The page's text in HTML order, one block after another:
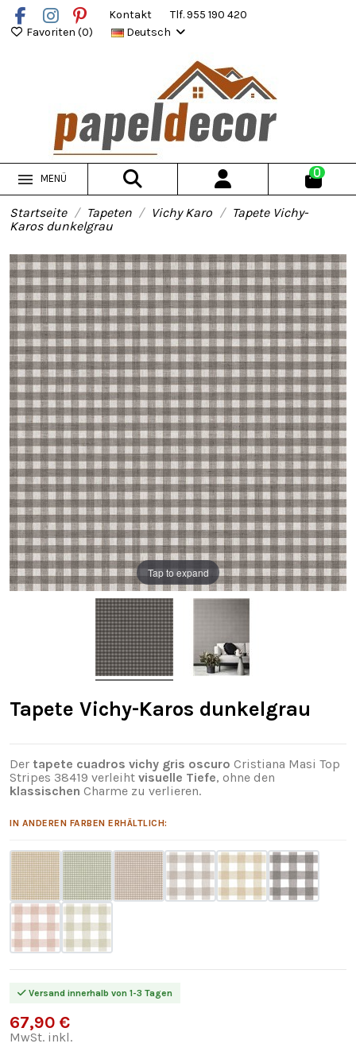
Kontakt
Tlf. 955 190 420
Favoriten (0) Deutsch
MENÜ 0
Startseite Tapeten Vichy Karo
Tapete Vichy-
Karos dunkelgrau
Tap to expand
Tapete Vichy-Karos dunkelgrau
Der tapete cuadros vichy gris oscuro Cristiana Masi Top
Stripes 38419 verleiht visuelle Tiefe, ohne den
klassischen Charme zu verlieren.
IN ANDEREN FARBEN ERHÄLTLICH:
Versand innerhalb von 1-3 Tagen
67,90 €
MwSt. inkl.